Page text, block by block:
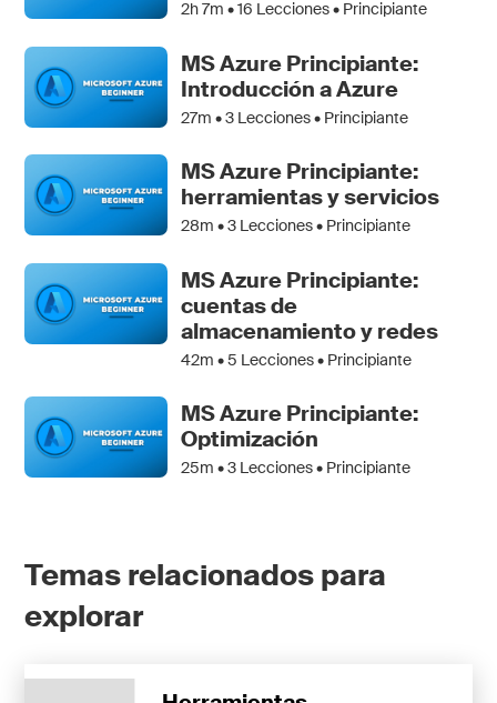
2h 7m •16 Lecciones • Principiante
MS Azure Principiante:
Introducción a Azure
27m •3 Lecciones • Principiante
MS Azure Principiante:
herramientas y servicios
28m •3 Lecciones • Principiante
MS Azure Principiante:
cuentas de
almacenamiento y redes
42m •5 Lecciones • Principiante
MS Azure Principiante:
Optimización
25m •3 Lecciones • Principiante
Temas relacionados para
explorar